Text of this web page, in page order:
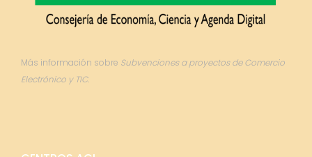
Más información sobre Subvenciones a proyectos de Comercio
Electrónico y TIC.